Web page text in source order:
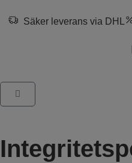
Säker leverans via DHL